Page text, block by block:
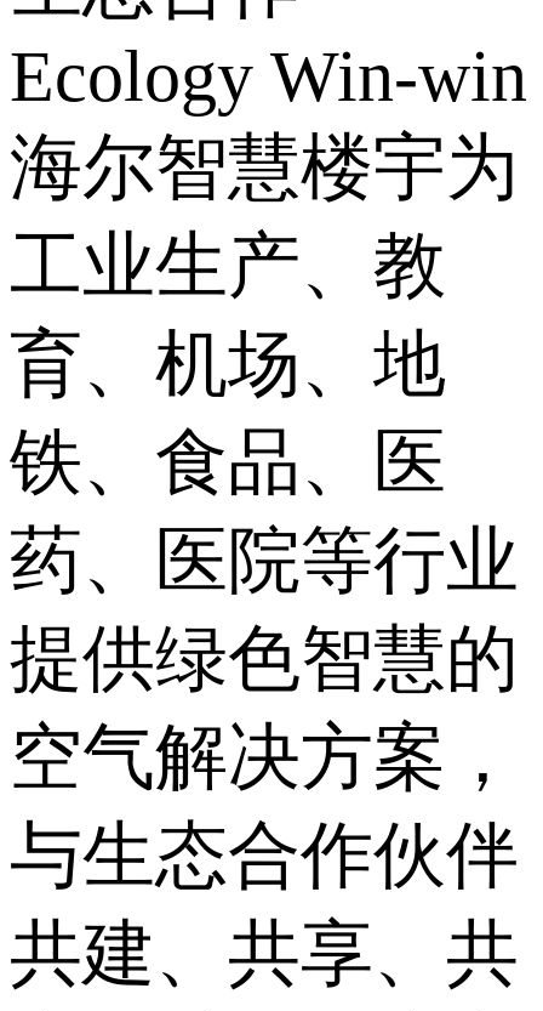
Ecology Win-win
海尔智慧楼宇为
工业生产、教
育、机场、地
铁、食品、医
药、医院等行业
提供绿色智慧的
空气解决方案，
与生态合作伙伴
共建、共享、共